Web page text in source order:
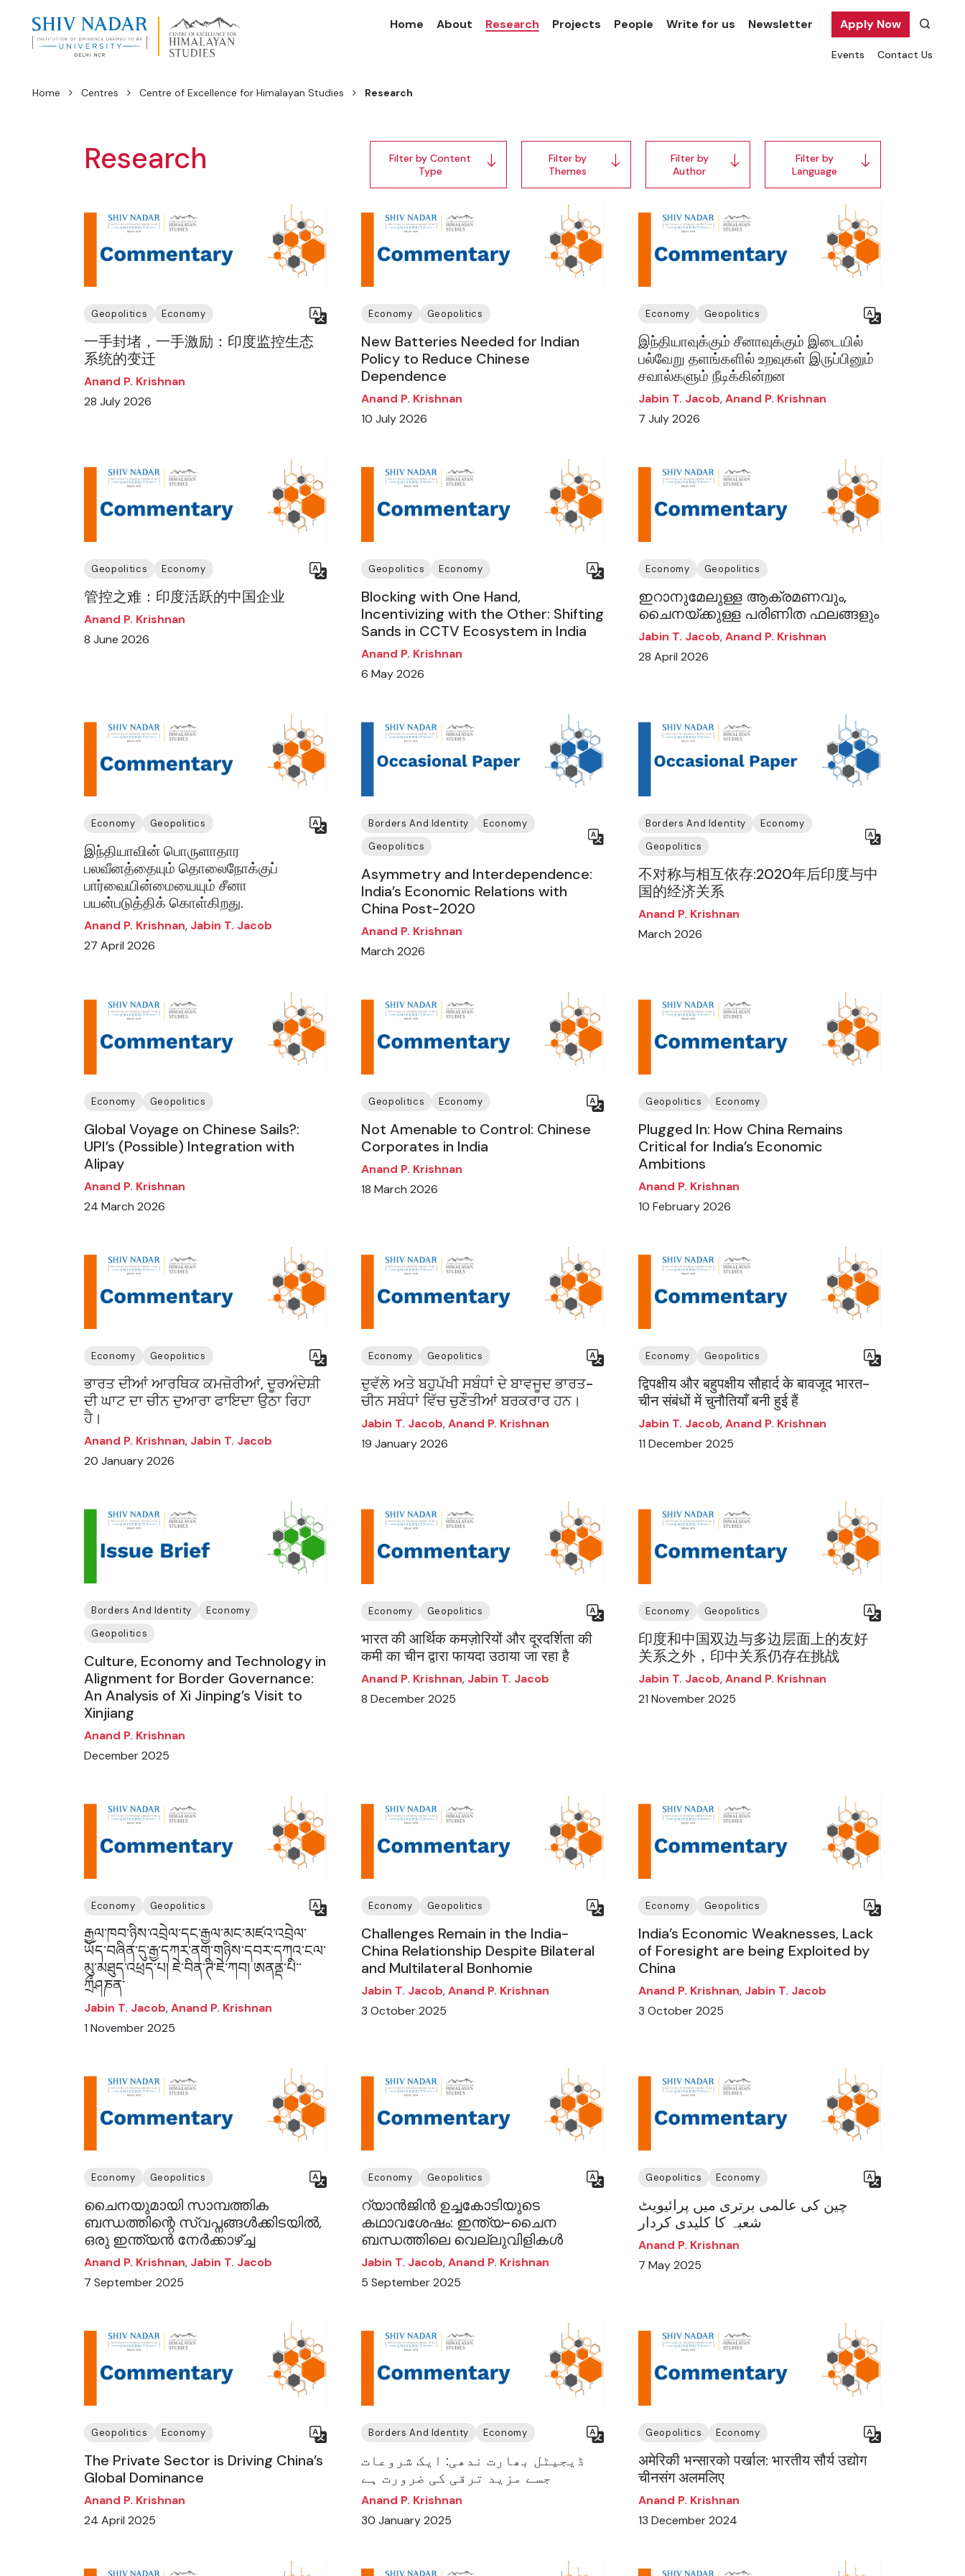
Home About Research Projects People Write for us Newsletter Apply Now
Events Contact Us
Home Centres Centre of Excellence for Himalayan Studies Research
Research
Filter by Content
Type
Filter by
Themes
Filter by
Author
Filter by
Language
Geopolitics Economy
一手封堵，一手激励：印度监控生态
系统的变迁
Anand P. Krishnan
28 July 2026
Economy Geopolitics
New Batteries Needed for Indian
Policy to Reduce Chinese
Dependence
Anand P. Krishnan
10 July 2026
Economy Geopolitics
இந்தியாவுக்கும் சீனாவுக்கும் இடையில்
பல்வேறு தளங்களில் உறவுகள் இருப்பினும்
சவால்களும் நீடிக்கின்றன
Jabin T. Jacob,Anand P. Krishnan
7 July 2026
Geopolitics Economy
管控之难：印度活跃的中国企业
Anand P. Krishnan
8 June 2026
Geopolitics Economy
Blocking with One Hand,
Incentivizing with the Other: Shifting
Sands in CCTV Ecosystem in India
Anand P. Krishnan
6 May 2026
Economy Geopolitics
ഇറാനുമേലുള്ള ആക്രമണവും,
ചൈനയ്ക്കുള്ള പരിണിത ഫലങ്ങളും
Jabin T. Jacob,Anand P. Krishnan
28 April 2026
Economy Geopolitics
இந்தியாவின் பொருளாதார
பலவீனத்தையும் தொலைநோக்குப்
பார்வையின்மையையும் சீனா
பயன்படுத்திக் கொள்கிறது.
Anand P. Krishnan, Jabin T. Jacob
27 April 2026
Borders And Identity
Economy
Geopolitics
Asymmetry and Interdependence:
India’s Economic Relations with
China Post-2020
Anand P. Krishnan
March 2026
Borders And Identity
Economy
Geopolitics
不对称与相互依存:2020年后印度与中
国的经济关系
Anand P. Krishnan
March 2026
Economy Geopolitics
Global Voyage on Chinese Sails?:
UPI’s (Possible) Integration with
Alipay
Anand P. Krishnan
24 March 2026
Geopolitics Economy
Not Amenable to Control: Chinese
Corporates in India
Anand P. Krishnan
18 March 2026
Geopolitics Economy
Plugged In: How China Remains
Critical for India’s Economic
Ambitions
Anand P. Krishnan
10 February 2026
Economy Geopolitics
ਭਾਰਤ ਦੀਆਂ ਆਰਥਿਕ ਕਮਜ਼ੋਰੀਆਂ, ਦੂਰਅੰਦੇਸ਼ੀ
ਦੀ ਘਾਟ ਦਾ ਚੀਨ ਦੁਆਰਾ ਫਾਇਦਾ ਉਠਾ ਰਿਹਾ
ਹੈ।
Anand P. Krishnan, Jabin T. Jacob
20 January 2026
Economy Geopolitics
ਦੁਵੱਲੇ ਅਤੇ ਬਹੁਪੱਖੀ ਸਬੰਧਾਂ ਦੇ ਬਾਵਜੂਦ ਭਾਰਤ-
ਚੀਨ ਸਬੰਧਾਂ ਵਿੱਚ ਚੁਣੌਤੀਆਂ ਬਰਕਰਾਰ ਹਨ।
Jabin T. Jacob,Anand P. Krishnan
19 January 2026
Economy Geopolitics
द्विपक्षीय और बहुपक्षीय सौहार्द के बावजूद भारत-
चीन संबंधों में चुनौतियाँ बनी हुई हैं
Jabin T. Jacob,Anand P. Krishnan
11 December 2025
Borders And Identity
Economy
Geopolitics
Culture, Economy and Technology in
Alignment for Border Governance:
An Analysis of Xi Jinping’s Visit to
Xinjiang
Anand P. Krishnan
December 2025
Economy Geopolitics
भारत की आर्थिक कमज़ोरियों और दूरदर्शिता की
कमी का चीन द्वारा फायदा उठाया जा रहा है
Anand P. Krishnan, Jabin T. Jacob
8 December 2025
Economy Geopolitics
印度和中国双边与多边层面上的友好
关系之外，印中关系仍存在挑战
Jabin T. Jacob,Anand P. Krishnan
21 November 2025
Economy Geopolitics
རྒྱལ་ཁབ་ཉིས་འབྲེལ་དང་རྒྱལ་མང་མཛའ་འབྲེལ་
ཡོད་བཞིན་དུ་རྒྱ་དཀར་ནག་གཉིས་དབར་དཀའ་ངལ་
མུ་མཐུད་འཕྲད་པ། ཇེ་བིན་ཊི་ཇེ་ཀབ། ཨནནྡ་པི་་
ཀྲྀཤཎན་
Jabin T. Jacob,Anand P. Krishnan
1 November 2025
Economy Geopolitics
Challenges Remain in the India-
China Relationship Despite Bilateral
and Multilateral Bonhomie
Jabin T. Jacob,Anand P. Krishnan
3 October 2025
Economy Geopolitics
India’s Economic Weaknesses, Lack
of Foresight are being Exploited by
China
Anand P. Krishnan, Jabin T. Jacob
3 October 2025
Economy Geopolitics
ചൈനയുമായി സാമ്പത്തിക
ബന്ധത്തിന്റെ സ്വപ്നങ്ങൾക്കിടയിൽ,
ഒരു ഇന്ത്യൻ നേർക്കാഴ്ച്ച
Anand P. Krishnan, Jabin T. Jacob
7 September 2025
Economy Geopolitics
റ്യാൻജിൻ ഉച്ചകോടിയുടെ
കഥാവശേഷം: ഇന്ത്യ-ചൈന
ബന്ധത്തിലെ വെല്ലുവിളികൾ
Jabin T. Jacob,Anand P. Krishnan
5 September 2025
Geopolitics Economy
چین کی عالمی برتری میں پرائیویٹ
شعبہ کا کلیدی کردار
Anand P. Krishnan
7 May 2025
Geopolitics Economy
The Private Sector is Driving China’s
Global Dominance
Anand P. Krishnan
24 April 2025
Borders And Identity Economy
ڈیجیٹل بھارت ندھی: ایک شروعات
جسے مزید ترقی کی ضرورت ہے
Anand P. Krishnan
30 January 2025
Geopolitics Economy
अमेरिकी भन्सारको पर्खाल: भारतीय सौर्य उद्योग
चीनसंग अलमलिए
Anand P. Krishnan
13 December 2024